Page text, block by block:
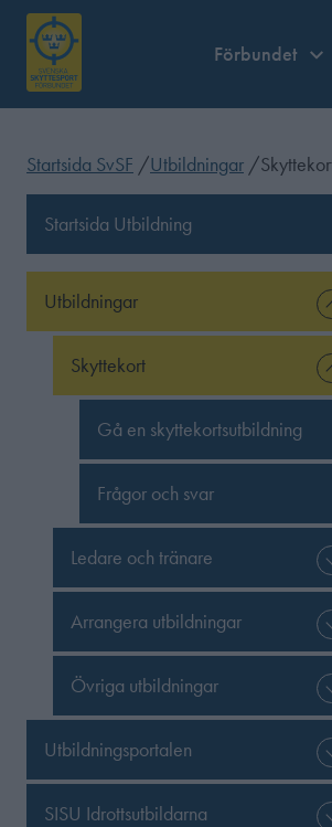
Förbundet
Startsida SvSF /Utbildningar /
Startsida Utbildning
Utbildningar
Skyttekort
Gå en skyttekortsutbildning
Frågor och svar
Ledare och tränare
Arrangera utbildningar
Övriga utbildningar
Utbildningsportalen
SISU Idrottsutbildarna